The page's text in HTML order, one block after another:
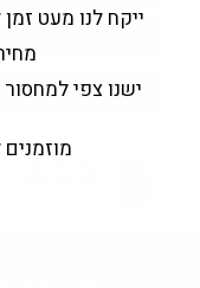
ייקח לנו מעט
ישנו צפי